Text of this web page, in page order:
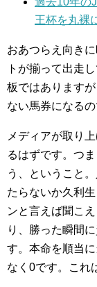
王杯を丸裸
おあつらえ向き
トが揃って出走
板ではあります
ない馬券になる
メディアが取り
るはずです。つ
う、ということ
たらないか久利
ンと言えば聞こ
り、勝った瞬間
す。本命を順当
なく0です。これ